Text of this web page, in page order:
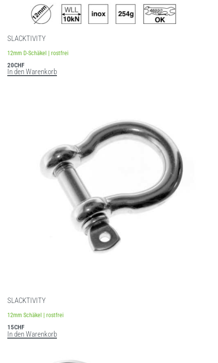
SLACKTIVITY
12mm D-Schäkel | rostfrei
20CHF
In den Warenkorb
SLACKTIVITY
12mm Schäkel | rostfrei
15CHF
In den Warenkorb